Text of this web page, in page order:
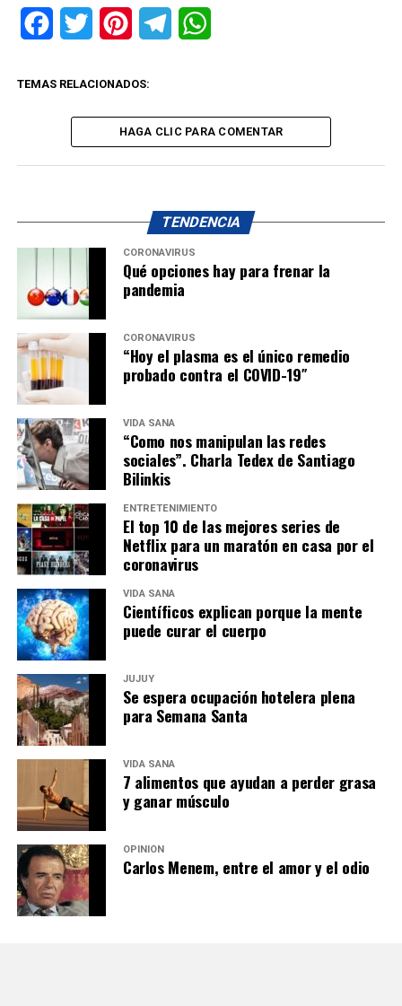
FacebookTwitter PinterestTelegram
TEMAS RELACIONADOS:
HAGA CLIC PARA COMENTAR
TENDENCIA
CORONAVIRUS
Qué opciones hay para frenar la
pandemia
CORONAVIRUS
“Hoy el plasma es el único remedio
probado contra el COVID-19″
VIDA SANA
“Como nos manipulan las redes
sociales”. Charla Tedex de Santiago
Bilinkis
ENTRETENIMIENTO
El top 10 de las mejores series de
Netflix para un maratón en casa por el
coronavirus
VIDA SANA
Científicos explican porque la mente
puede curar el cuerpo
JUJUY
Se espera ocupación hotelera plena
para Semana Santa
VIDA SANA
7 alimentos que ayudan a perder grasa
y ganar músculo
OPINIÓN
Carlos Menem, entre el amor y el odio